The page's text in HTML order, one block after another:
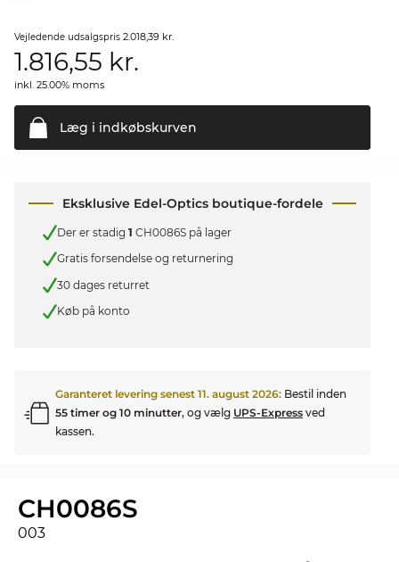
Vejledende udsalgspris 2.018,39 kr.
1.816,55 kr.
inkl. 25.00% moms
Læg i indkøbskurven
Eksklusive Edel-Optics boutique-fordele
Der er stadig 1 CH0086S på lager
Gratis forsendelse og returnering
30 dages returret
Køb på konto
Garanteret levering senest 11. august 2026: Bestil inden
55 timer og 10 minutter, og vælg UPS-Express ved
kassen.
CH0086S
003